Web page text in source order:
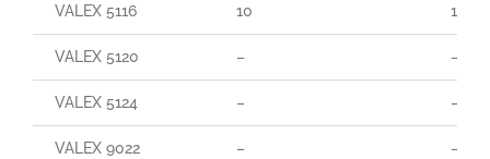
VALEX 5116 10 165
VALEX 5120 – –
VALEX 5124 – –
VALEX 9022 – –